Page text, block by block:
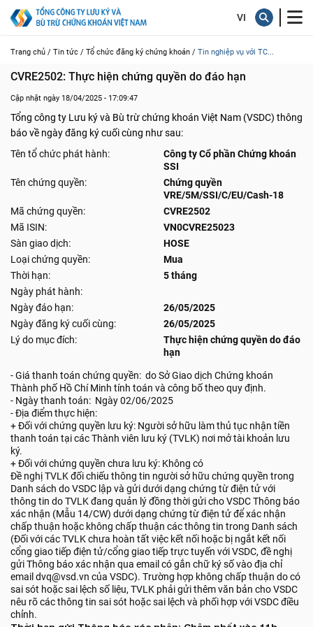
Trang chủ / Tin tức / Tổ chức đăng ký chứng khoán / Tin nghiệp vụ với TC...
CVRE2502: Thực hiện chứng quyền do đáo hạn
Cập nhật ngày 18/04/2025 - 17:09:47
Tổng công ty Lưu ký và Bù trừ chứng khoán Việt Nam (VSDC) thông
báo về ngày đăng ký cuối cùng như sau:
Tên tổ chức phát hành:
Công ty Cổ phần Chứng khoán
SSI
Tên chứng quyền:
Chứng quyền
VRE/5M/SSI/C/EU/Cash-18
Mã chứng quyền:
CVRE2502
Mã ISIN:
VN0CVRE25023
Sàn giao dịch:
HOSE
Loại chứng quyền:
Mua
Thời hạn:
5 tháng
Ngày phát hành:
Ngày đáo hạn:
26/05/2025
Ngày đăng ký cuối cùng:
26/05/2025
Lý do mục đích:
Thực hiện chứng quyền do đáo
hạn
- Giá thanh toán chứng quyền: do Sở Giao dịch Chứng khoán
Thành phố Hồ Chí Minh tính toán và công bố theo quy định.
- Ngày thanh toán: Ngày 02/06/2025
- Địa điểm thực hiện:
+ Đối với chứng quyền lưu ký: Người sở hữu làm thủ tục nhận tiền
thanh toán tại các Thành viên lưu ký (TVLK) nơi mở tài khoản lưu
ký.
+ Đối với chứng quyền chưa lưu ký: Không có
Đề nghị TVLK đối chiếu thông tin người sở hữu chứng quyền trong
Danh sách do VSDC lập và gửi dưới dạng chứng từ điện tử với
thông tin do TVLK đang quản lý đồng thời gửi cho VSDC Thông báo
xác nhận (Mẫu 14/CW) dưới dạng chứng từ điện tử để xác nhận
chấp thuận hoặc không chấp thuận các thông tin trong Danh sách
(Đối với các TVLK chưa hoàn tất việc kết nối hoặc bị ngắt kết nối
cổng giao tiếp điện tử/cổng giao tiếp trực tuyến với VSDC, đề nghị
gửi Thông báo xác nhận qua email có gắn chữ ký số vào địa chỉ
email dvq@vsd.vn của VSDC). Trường hợp không chấp thuận do có
sai sót hoặc sai lệch số liệu, TVLK phải gửi thêm văn bản cho VSDC
nêu rõ các thông tin sai sót hoặc sai lệch và phối hợp với VSDC điều
chỉnh.